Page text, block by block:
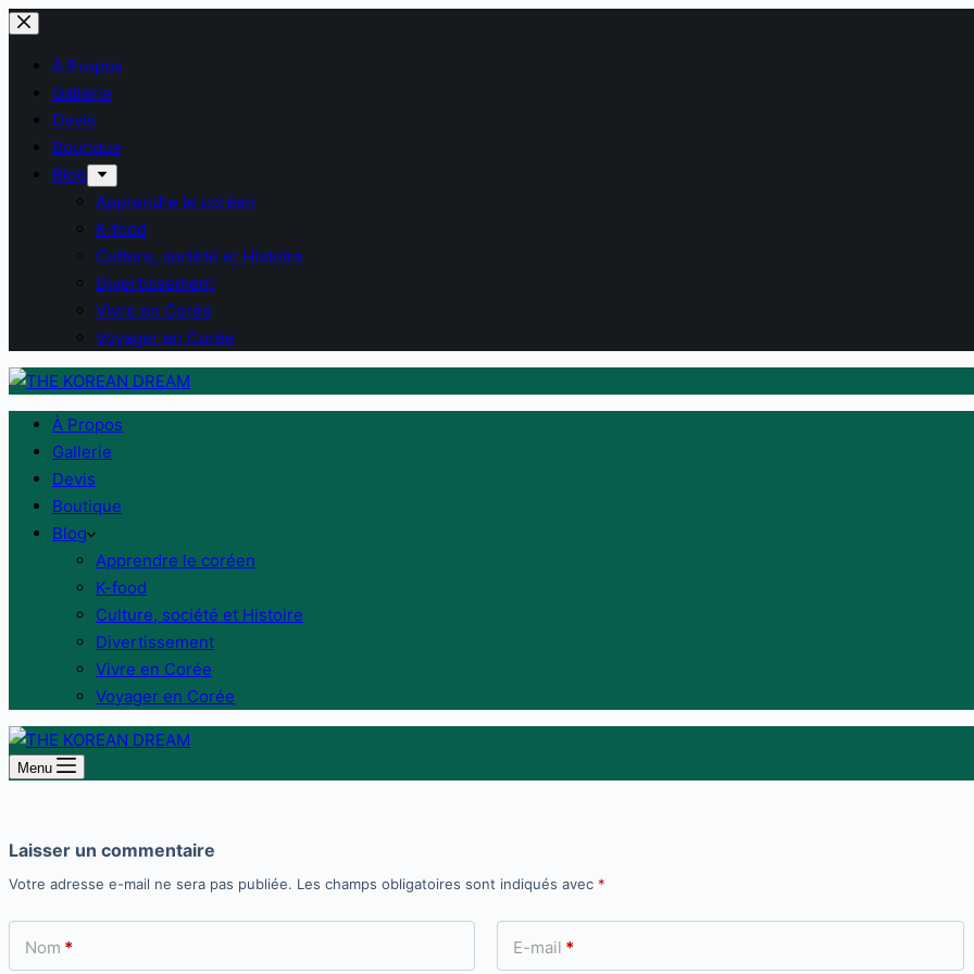
Passer
contenuÀ Propos
Gallerie
Devis
Boutique
Blog
Apprendre le coréen
K-food
Culture, société et Histoire
Divertissement
Vivre en Corée
Voyager en Corée
À Propos
Gallerie
Devis
Boutique
Blog
Apprendre le coréen
K-food
Culture, société et Histoire
Divertissement
Vivre en Corée
Voyager en Corée
Menu
Laisser un commentaire
Votre adresse e-mail ne sera pas publiée. Les champs obligatoires sont indiqués avec *
Nom * E-mail *